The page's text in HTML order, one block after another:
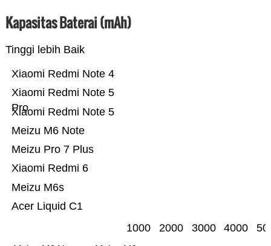
Kapasitas Baterai (mAh)
Tinggi lebih Baik
Acer Liquid C1
Meizu M6s
Xiaomi Redmi 6
Meizu Pro 7 Plus
Meizu M6 Note
Xiaomi Redmi Note 5
Xiaomi Redmi Note 5
Pro
Xiaomi Redmi Note 4
1000 2000 3000 4000